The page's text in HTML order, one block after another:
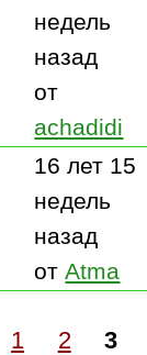
недель
назад
от
achadidi
16 лет 15
недель
назад
отAtma
1 2 3